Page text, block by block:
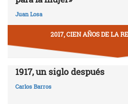
Juan Losa
2017, CIEN AÑOS DE LA
1917, un siglo después
Carlos Barros